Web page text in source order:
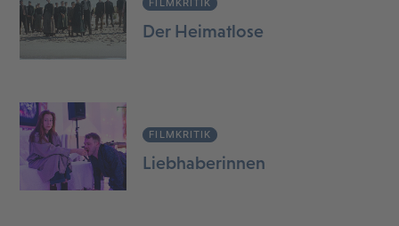
FILMKRITIK
Der Heimatlose
FILMKRITIK
Liebhaberinnen